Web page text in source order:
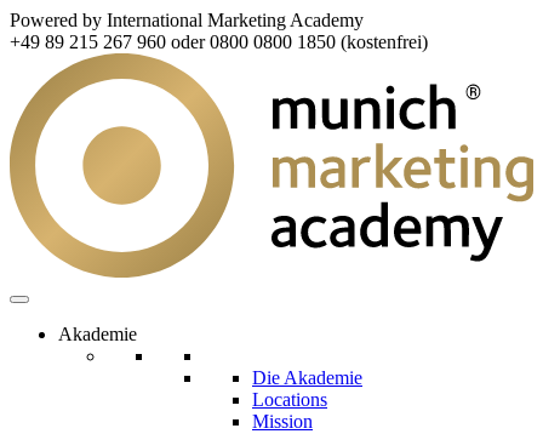
Powered by International Marketing Academy
+49 89 215 267 960 oder 0800 0800 1850 (kostenfrei)
Akademie
Die Akademie
Locations
Mission